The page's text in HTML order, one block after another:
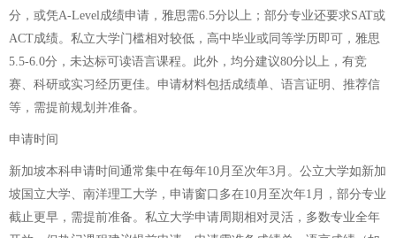
分，或凭A-Level成绩申请，雅思需6.5分以上；部分专业还要求SAT或
ACT成绩。私立大学门槛相对较低，高中毕业或同等学历即可，雅思
5.5-6.0分，未达标可读语言课程。此外，均分建议80分以上，有竞
赛、科研或实习经历更佳。申请材料包括成绩单、语言证明、推荐信
等，需提前规划并准备。
申请时间
新加坡本科申请时间通常集中在每年10月至次年3月。公立大学如新加
坡国立大学、南洋理工大学，申请窗口多在10月至次年1月，部分专业
截止更早，需提前准备。私立大学申请周期相对灵活，多数专业全年